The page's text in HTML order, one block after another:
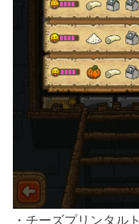
・チーズプリンタルト